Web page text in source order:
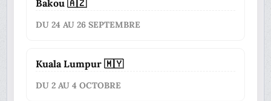
Bakou 🇦🇿
DU 24 AU 26 SEPTEMBRE
Kuala Lumpur 🇲🇾
DU 2 AU 4 OCTOBRE